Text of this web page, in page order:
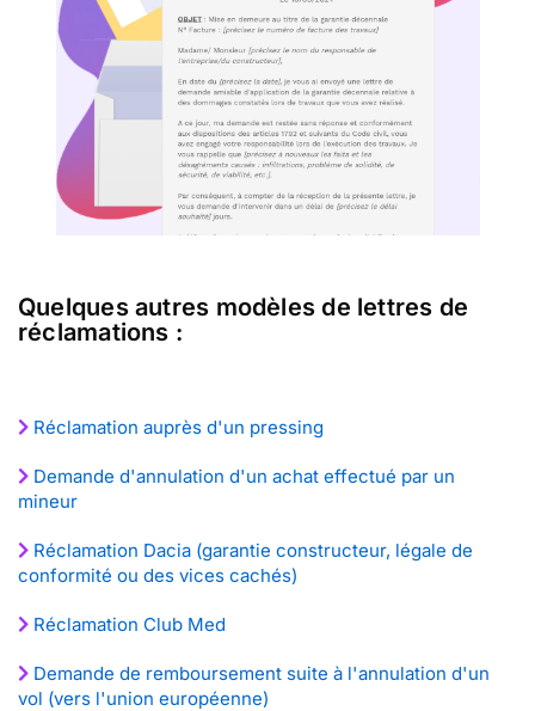
Quelques autres modèles de lettres de
réclamations :
Réclamation auprès d'un pressing
Demande d'annulation d'un achat effectué par un
mineur
Réclamation Dacia (garantie constructeur, légale de
conformité ou des vices cachés)
Réclamation Club Med
Demande de remboursement suite à l'annulation d'un
vol (vers l'union européenne)